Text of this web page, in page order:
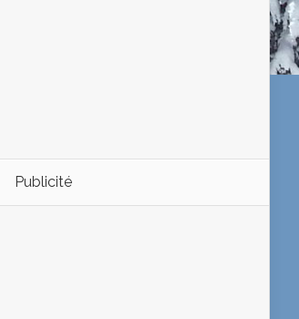
Publicité